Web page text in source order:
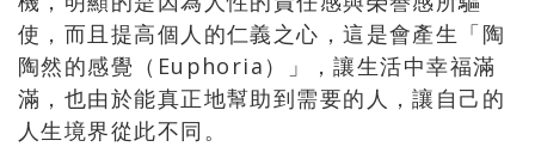
使，而且提高個人的仁義之心，這是會產生「陶
陶然的感覺（Euphoria）」，讓生活中幸福滿
滿，也由於能真正地幫助到需要的人，讓自己的
人生境界從此不同。